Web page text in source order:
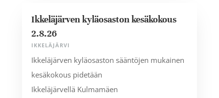
Ikkeläjärven kyläosaston kesäkokous
2.8.26
IKKELÄJÄRVI
Ikkeläjärven kyläosaston sääntöjen mukainen
kesäkokous pidetään
Ikkeläjärvellä Kulmamäen